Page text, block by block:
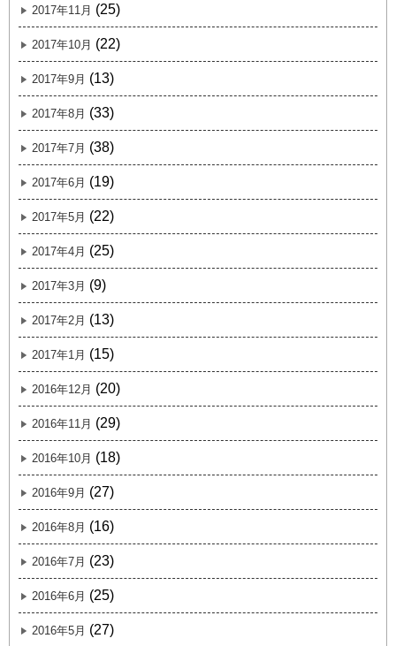
2017年11月 (25)
2017年10月 (22)
2017年9月 (13)
2017年8月 (33)
2017年7月 (38)
2017年6月 (19)
2017年5月 (22)
2017年4月 (25)
2017年3月 (9)
2017年2月 (13)
2017年1月 (15)
2016年12月 (20)
2016年11月 (29)
2016年10月 (18)
2016年9月 (27)
2016年8月 (16)
2016年7月 (23)
2016年6月 (25)
2016年5月 (27)